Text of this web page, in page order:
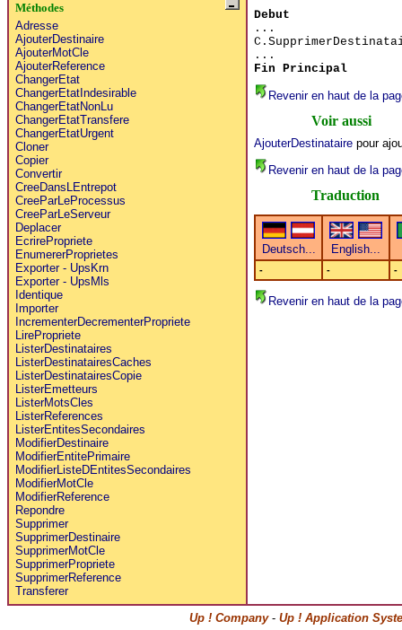
Méthodes
Adresse
AjouterDestinaire
AjouterMotCle
AjouterReference
ChangerEtat
ChangerEtatIndesirable
ChangerEtatNonLu
ChangerEtatTransfere
ChangerEtatUrgent
Cloner
Copier
Convertir
CreeDansLEntrepot
CreeParLeProcessus
CreeParLeServeur
Deplacer
EcrirePropriete
EnumererProprietes
Exporter - UpsKrn
Exporter - UpsMls
Identique
Importer
IncrementerDecrementerPropriete
LirePropriete
ListerDestinataires
ListerDestinatairesCaches
ListerDestinatairesCopie
ListerEmetteurs
ListerMotsCles
ListerReferences
ListerEntitesSecondaires
ModifierDestinaire
ModifierEntitePrimaire
ModifierListeDEntitesSecondaires
ModifierMotCle
ModifierReference
Repondre
Supprimer
SupprimerDestinaire
SupprimerMotCle
SupprimerPropriete
SupprimerReference
Transferer
Debut
...
...
Fin Principal
Revenir en haut de la
Voir aussi
AjouterDestinatairepour
Revenir en haut de la
Traduction
- - -
Revenir en haut de la
Up ! Company- Up ! Application